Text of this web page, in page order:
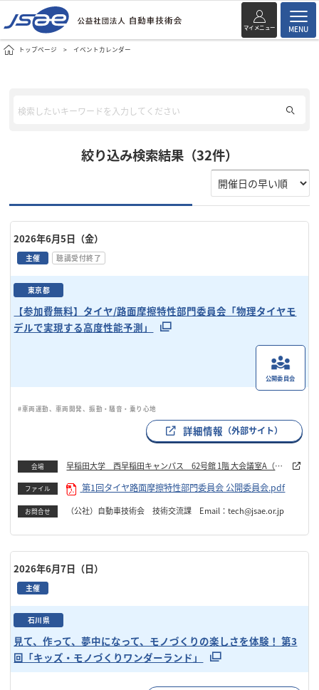
マイメニュー MENU
トップページ イベントカレンダー
絞り込み検索結果（32件）
2026年6月5日（金）
主催 聴講受付終了
東京都
【参加費無料】タイヤ/路面摩擦特性部門委員会「物理タイヤモ
デルで実現する高度性能予測」
公開委員会
#車両運動、車両開発、振動・騒音・乗り心地
詳細情報 （外部サイト）
会場
早稲田大学 西早稲田キャンパス 62号館 1階 大会議室A（東
ファイル 第1回タイヤ路面摩擦特性部門委員会 公開委員会.pdf
お問合せ （公社）自動車技術会 技術交流課 Email：tech@jsae.or.jp
2026年6月7日（日）
主催
石川県
見て、作って、夢中になって、モノづくりの楽しさを体験！ 第3
回「キッズ・モノづくりワンダーランド」